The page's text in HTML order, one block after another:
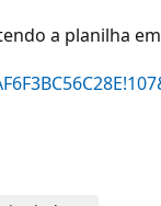
a planilha